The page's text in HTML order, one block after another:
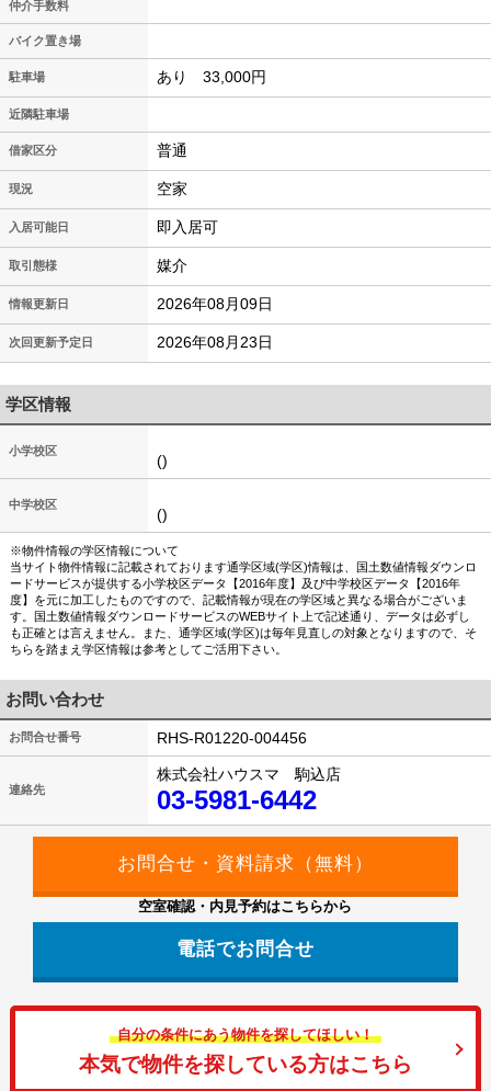
仲介手数料
バイク置き場
駐車場 あり 33,000円
近隣駐車場
借家区分 普通
現況 空家
入居可能日 即入居可
取引態様 媒介
情報更新日 2026年08月09日
次回更新予定日 2026年08月23日
学区情報
小学校区
()
中学校区
()
※物件情報の学区情報について
当サイト物件情報に記載されております通学区域(学区)情報は、国土数値情報ダウンロ
ードサービスが提供する小学校区データ【2016年度】及び中学校区データ【2016年
度】を元に加工したものですので、記載情報が現在の学区域と異なる場合がございま
す。国土数値情報ダウンロードサービスのWEBサイト上で記述通り、データは必ずし
も正確とは言えません。また、通学区域(学区)は毎年見直しの対象となりますので、そ
ちらを踏まえ学区情報は参考としてご活用下さい。
お問い合わせ
お問合せ番号 RHS-R01220-004456
連絡先
株式会社ハウスマ 駒込店
03-5981-6442
空室確認・内見予約はこちらから
電話でお問合せ
自分の条件にあう物件を探してほしい！
本気で物件を探している方はこちら